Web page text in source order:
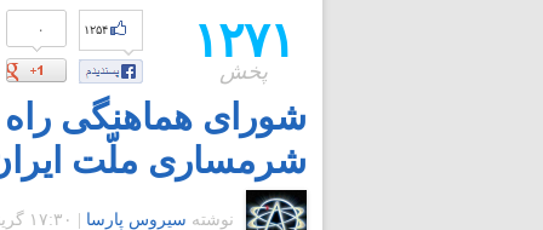
۱۲۷۱
پخش
۰ ۱۲۵۴
شورای هماهنگی راه
شرمساری ملّت
نوشته سیروس پارسا ۱۷:۳۰ گرينويچ - پنجشنبه ۲ تیر ۱۳۹۰